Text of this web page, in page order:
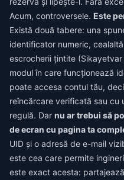
Acum, controversele. Este
Există două tabere: una
identificator numeric,
escrocherii țintite
modul în care funcționează
poate accesa contul tău,
reîncărcare verificată sau cu
regulă. Dar nu ar trebui să
de ecran cu pagina ta
UID și o adresă de e-mail
este cea care permite
este exact acesta: